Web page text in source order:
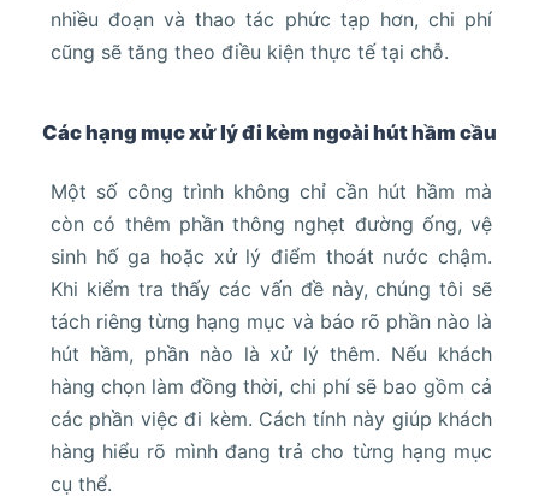
nhiều đoạn và thao tác phức tạp hơn, chi phí
cũng sẽ tăng theo điều kiện thực tế tại chỗ.
Các hạng mục xử lý đi kèm ngoài hút hầm cầu
Một số công trình không chỉ cần hút hầm mà
còn có thêm phần thông nghẹt đường ống, vệ
sinh hố ga hoặc xử lý điểm thoát nước chậm.
Khi kiểm tra thấy các vấn đề này, chúng tôi sẽ
tách riêng từng hạng mục và báo rõ phần nào là
hút hầm, phần nào là xử lý thêm. Nếu khách
hàng chọn làm đồng thời, chi phí sẽ bao gồm cả
các phần việc đi kèm. Cách tính này giúp khách
hàng hiểu rõ mình đang trả cho từng hạng mục
cụ thể.